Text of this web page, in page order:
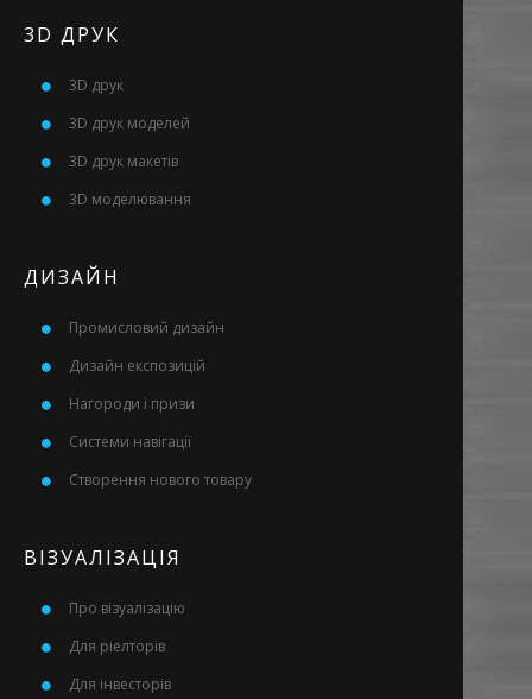
3D ДРУК
3D друк
3D друк моделей
3D друк макетів
3D моделювання
ДИЗАЙН
Промисловий дизайн
Дизайн експозицій
Нагороди і призи
Системи навігації
Створення нового товару
ВІЗУАЛІЗАЦІЯ
Про візуалізацію
Для ріелторів
Для інвесторів